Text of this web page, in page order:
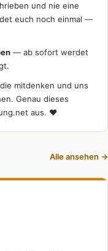
und nie eine
euch noch einmal —
— ab sofort werdet
mitdenken und uns
Genau dieses
aus. ❤️
Alle ansehen →